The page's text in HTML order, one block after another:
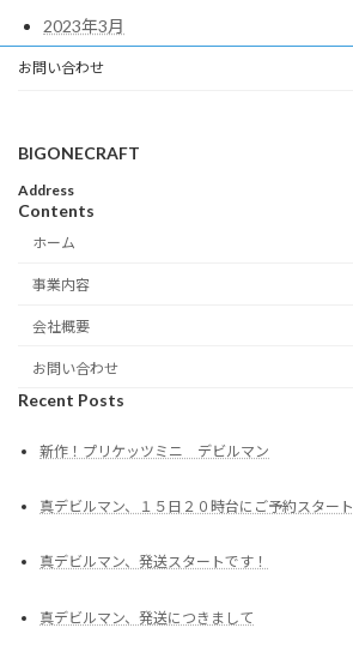
2023年3月
お問い合わせ
BIGONECRAFT
Address
Contents
ホーム
事業内容
会社概要
お問い合わせ
Recent Posts
新作！プリケッツミニ デビルマン
真デビルマン、１５日２０時台にご予約スタート
真デビルマン、発送スタートです！
真デビルマン、発送につきまして